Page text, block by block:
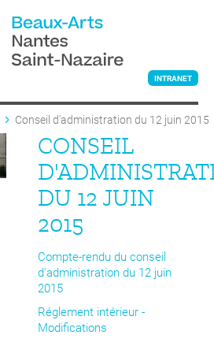
INTRANET
Conseil d'administration du 12 juin 2015
CONSEIL
DU 12 JUIN
2015
Compte-rendu du conseil
d'administration du 12 juin
2015
Réglement intérieur -
Modifications